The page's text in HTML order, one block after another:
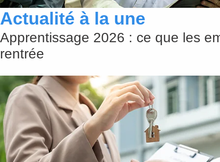
Actualité à la une
Apprentissage 2026 : ce que les
rentrée